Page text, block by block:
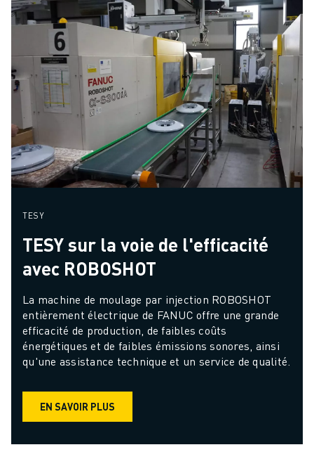
TESY
TESY sur la voie de l'efficacité
avec ROBOSHOT
La machine de moulage par injection ROBOSHOT
entièrement électrique de FANUC offre une grande
efficacité de production, de faibles coûts
énergétiques et de faibles émissions sonores, ainsi
qu'une assistance technique et un service de qualité.
EN SAVOIR PLUS